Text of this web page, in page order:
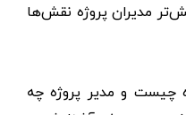
مدیران پروژه نقش‌ها
چیست و مدیر پروژه چه